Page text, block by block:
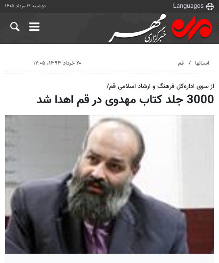
دوشنبه ۱۹ مرداد ۱۴۰۵
استانها قم ۲۰ خرداد ۱۳۹۳، ۱۲:۰۵
از سوی اداره‌کل فرهنگ و ارشاد اسلامی قم/
3000 جلد کتاب مهدوی در قم اهدا شد